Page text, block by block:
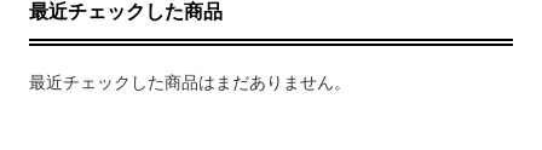
最近チェックした商品
最近チェックした商品はまだありません。